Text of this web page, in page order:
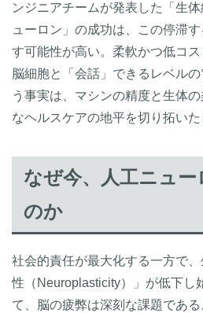
ンジニアチームが発表した「生
ューロン」の成功は、この停滞
す可能性が高い。柔軟かつ低コ
脳細胞と「会話」できるレベル
う事実は、マシンの精度と生体
なヘルスケアの地平を切り拓いた
なぜ今、人工ニュ
のか
社会的責任が最大化する一方で
性（Neuroplasticity）」が低下し
て、脳の疲弊は深刻な課題であ